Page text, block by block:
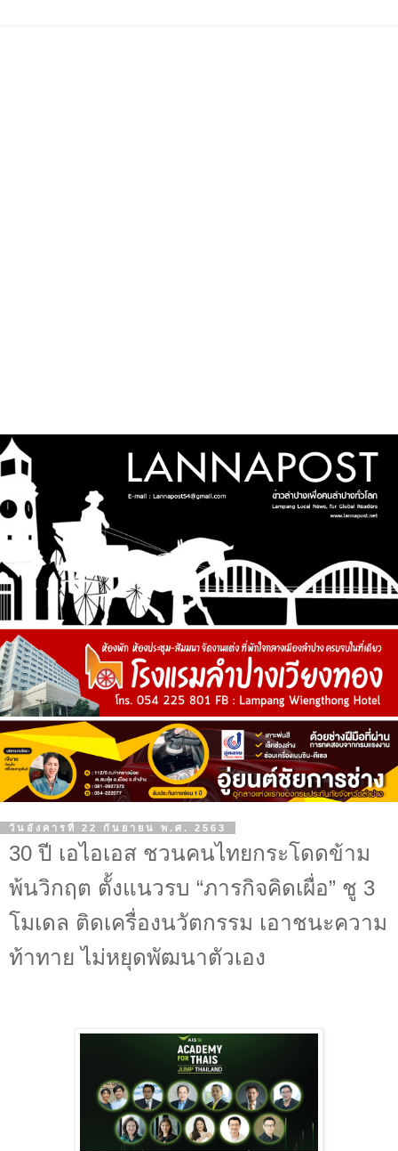
วันอังคารที่ 22 กันยายน พ.ศ. 2563
30 ปี เอไอเอส ชวนคนไทยกระโดดข้าม
พ้นวิกฤต ตั้งแนวรบ “ภารกิจคิดเผื่อ” ชู 3
โมเดล ติดเครื่องนวัตกรรม เอาชนะความ
ท้าทาย ไม่หยุดพัฒนาตัวเอง